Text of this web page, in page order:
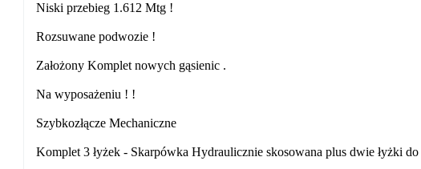
Niski przebieg 1.612 Mtg !
Rozsuwane podwozie !
Założony Komplet nowych gąsienic .
Na wyposażeniu ! !
Szybkozłącze Mechaniczne
Komplet 3 łyżek - Skarpówka Hydraulicznie skosowana plus dwie łyżki do